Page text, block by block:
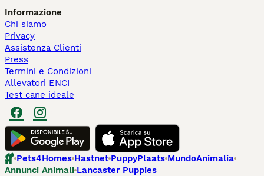
Informazione
Chi siamo
Privacy
Assistenza Clienti
Press
Termini e Condizioni
Allevatori ENCI
Test cane ideale
Pets4Homes Hastnet PuppyPlaats MundoAnimalia
Annunci Animali Lancaster Puppies